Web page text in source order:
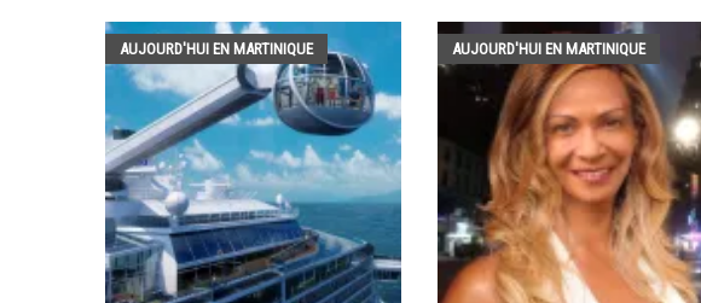
AUJOURD'HUI EN MARTINIQUE AUJOURD'HUI EN MARTINIQUE